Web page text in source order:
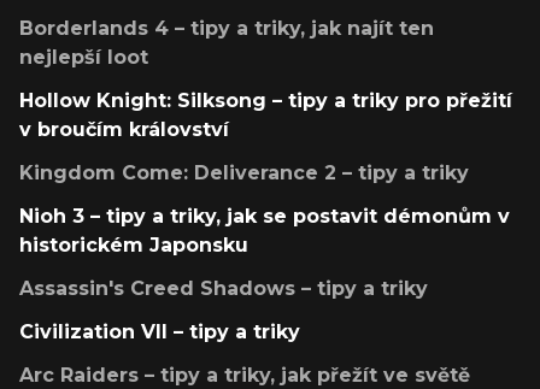
Borderlands 4 – tipy a triky, jak najít ten
nejlepší loot
Hollow Knight: Silksong – tipy a triky pro přežití
v broučím království
Kingdom Come: Deliverance 2 – tipy a triky
Nioh 3 – tipy a triky, jak se postavit démonům v
historickém Japonsku
Assassin's Creed Shadows – tipy a triky
Civilization VII – tipy a triky
Arc Raiders – tipy a triky, jak přežít ve světě